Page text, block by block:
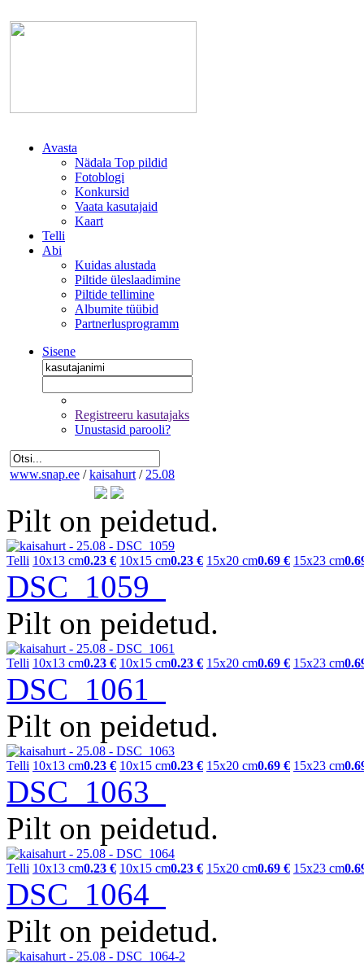
Avasta
Nädala Top pildid
Fotoblogi
Konkursid
Vaata kasutajaid
Kaart
Telli
Abi
Kuidas alustada
Piltide üleslaadimine
Piltide tellimine
Albumite tüübid
Partnerlusprogramm
Sisene
Registreeru kasutajaks
Unustasid parooli?
www.snap.ee / kaisahurt / 25.08
Pilt on peidetud.
Telli 10x13 cm0.23 € 10x15 cm0.23 € 15x20 cm0.69 € 15x23 cm
DSC_1059
Pilt on peidetud.
Telli 10x13 cm0.23 € 10x15 cm0.23 € 15x20 cm0.69 € 15x23 cm
DSC_1061
Pilt on peidetud.
Telli 10x13 cm0.23 € 10x15 cm0.23 € 15x20 cm0.69 € 15x23 cm
DSC_1063
Pilt on peidetud.
Telli 10x13 cm0.23 € 10x15 cm0.23 € 15x20 cm0.69 € 15x23 cm
DSC_1064
Pilt on peidetud.